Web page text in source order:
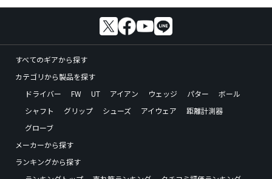
すべてのギアから探す
カテゴリから製品を探す
ドライバー
FW UT アイアン ウェッジ パター
ボール
シャフト
グリップ シューズ アイウェア
距離計測器
グローブ
メーカーから探す
ランキングから探す